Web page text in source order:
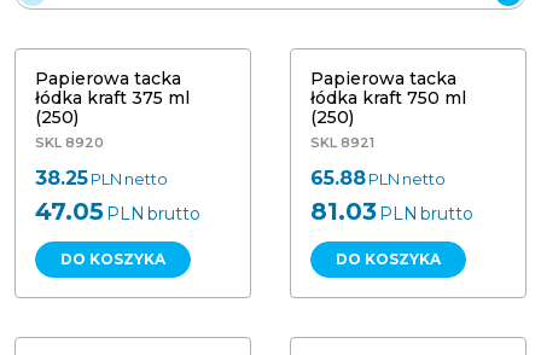
Papierowa tacka łódka kraft 375 ml
Papierowa tacka
łódka kraft 375 ml
(250)
SKL 8920
38.25PLN netto
47.05PLN brutto
DO KOSZYKA
Papierowa tacka łódka kraft 750 ml
Papierowa tacka
łódka kraft 750 ml
(250)
SKL 8921
65.88PLN netto
81.03PLN brutto
DO KOSZYKA
Patera aluminiowa, taca V-1 33/23
Patera aluminiowa, taca V-2 28/42